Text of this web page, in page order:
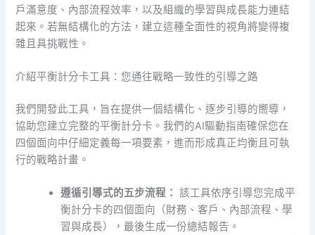
戶滿意度、內部流程效率，以及組織的學習與成長能力連結
起來。若無結構化的方法，建立這種全面性的視角將變得複
雜且具挑戰性。
介紹平衡計分卡工具：您通往戰略一致性的引導之路
我們開發此工具，旨在提供一個結構化、逐步引導的嚮導，
協助您建立完整的平衡計分卡。我們的AI驅動指南確保您在
四個面向中仔細定義每一項要素，進而形成真正均衡且可執
行的戰略計畫。
遵循引導式的五步流程： 該工具依序引導您完成平
衡計分卡的四個面向（財務、客戶、內部流程、學
習與成長），最後生成一份總結報告。